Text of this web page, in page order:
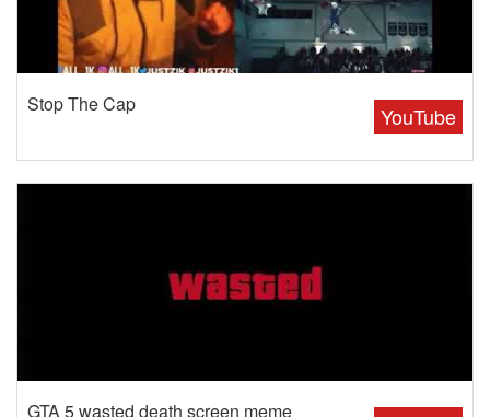
YouTube
Stop The Cap
GTA 5 wasted death screen meme